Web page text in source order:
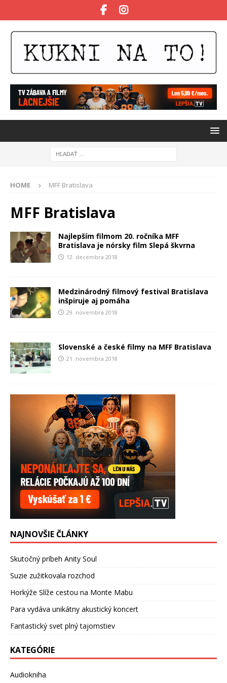
HOME MFF Bratislava
MFF Bratislava
Najlepším filmom 20. ročníka MFF
Bratislava je nórsky film Slepá škvrna
12. decembra 2018
Medzinárodný filmový festival Bratislava
inšpiruje aj pomáha
29. novembra 2018
Slovenské a české filmy na MFF Bratislava
21. novembra 2018
NAJNOVŠIE ČLÁNKY
Skutočný príbeh Anity Soul
Suzie zužitkovala rozchod
Horkýže Slíže cestou na Monte Mabu
Para vydáva unikátny akustický koncert
Fantastický svet plný tajomstiev
KATEGÓRIE
Audiokniha